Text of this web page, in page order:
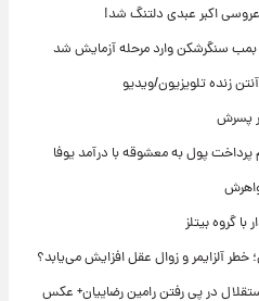
اکبر عبدی دلتنگ شد!
بمب سنگرشکن وارد مرحله آزمایش شد
زنده تلویزیون/ویدیو
پسرش
پرداخت پول به معشوقه با درآمد یوفا
با گروه بیتلز
آلزایمر و زوال عقل افزایش می‌یابد؟
در پی رفتن رامین رضاییان+ عکس